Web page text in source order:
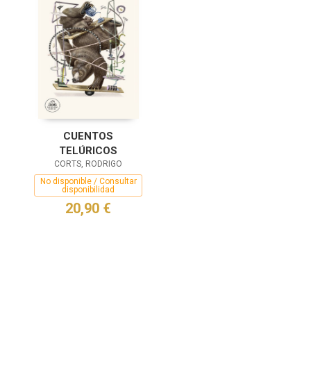
CUENTOS
TELÚRICOS
CORTS, RODRIGO
No disponible / Consultar
disponibilidad
20,90 €